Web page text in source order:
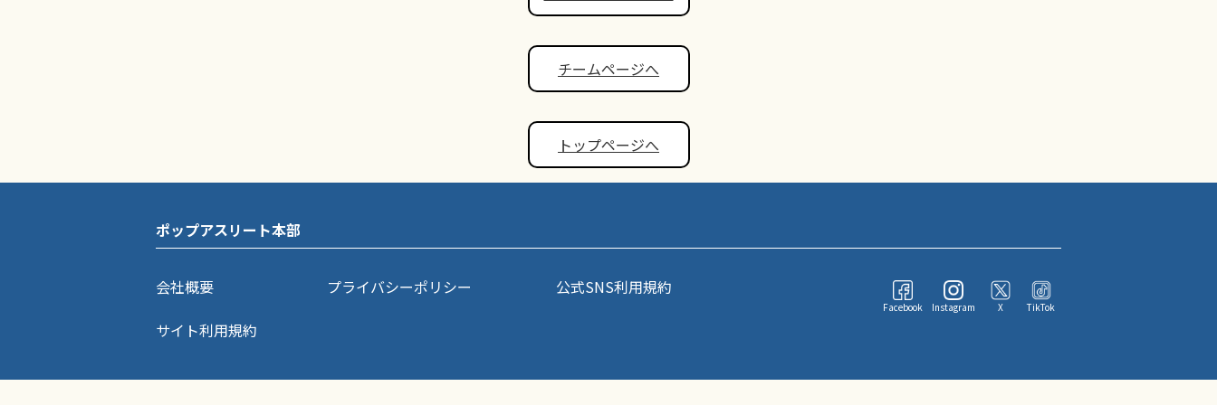
チームページへ
トップページへ
ポップアスリート本部
会社概要 プライバシーポリシー
公式SNS利用規約
サイト利用規約
Facebook Instagram X TikTok